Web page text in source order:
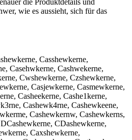
die Produktdetails und
wie es aussieht, sich für das
Casshewkerne,
Casehwkerne, Cashwekerne,
Cwshewkerne, Czshewkerne,
Casjewkerne, Casmewkerne,
Casheekerne, Cashe1kerne,
Cashewk4rne, Cashewkeene,
Cashewkernw, Cashewkerns,
CDashewkerne,
Caxshewkerne,